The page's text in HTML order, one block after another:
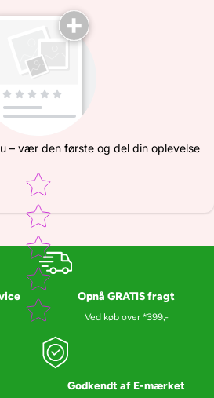
– vær den første og del din oplevelse
Star rating
Opnå GRATIS fragt
Ved køb over *399,-
Godkendt af E-mærket